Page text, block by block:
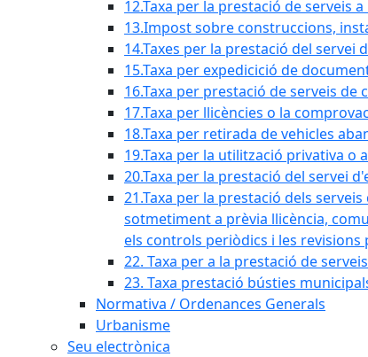
12.Taxa per la prestació de serveis
13.Impost sobre construccions,
14.Taxes per la prestació del servei
15.Taxa per expedicició de
16.Taxa per prestació de serveis de
17.Taxa per llicències o la
18.Taxa per retirada de vehicles
19.Taxa per la utilització privativa
20.Taxa per la prestació del servei
21.Taxa per la prestació dels
sotmetiment a prèvia llicència,
els controls periòdics i les revisions
22. Taxa per a la prestació de
23. Taxa prestació bústies
Normativa / Ordenances Generals
Urbanisme
Seu electrònica